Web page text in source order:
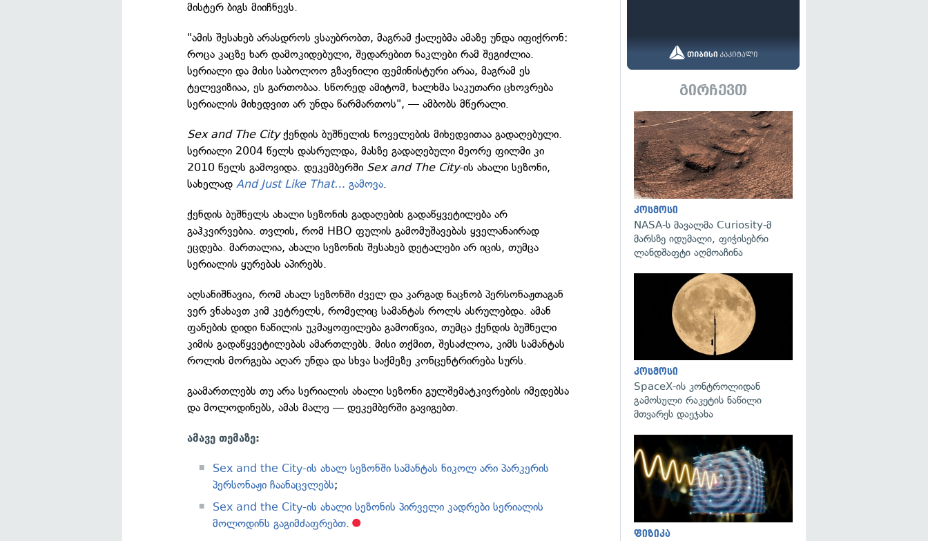
მისტერ ბიგს მიიჩნევს.
"ამის შესახებ არასდროს ვსაუბრობთ, მაგრამ ქალებმა ამაზე უნდა იფიქრონ:
როცა კაცზე ხარ დამოკიდებული, შედარებით ნაკლები რამ შეგიძლია.
სერიალი და მისი საბოლოო გზავნილი ფემინისტური არაა, მაგრამ ეს
ტელევიზიაა, ეს გართობაა. სწორედ ამიტომ, ხალხმა საკუთარი ცხოვრება
სერიალის მიხედვით არ უნდა წარმართოს", — ამბობს მწერალი.
Sex and The Cityქენდის ბუშნელის ნოველების მიხედვითაა გადაღებული.
სერიალი 2004 წელს დასრულდა, მასზე გადაღებული მეორე ფილმი კი
2010 წელს გამოვიდა. დეკემბერში Sex and The City-ის ახალი სეზონი,
სახელადAnd Just Like That… გამოვა.
ქენდის ბუშნელს ახალი სეზონის გადაღების გადაწყვეტილება არ
გაჰკვირვებია. თვლის, რომ HBO ფულის გამომუშავებას ყველანაირად
ეცდება. მართალია, ახალი სეზონის შესახებ დეტალები არ იცის, თუმცა
სერიალის ყურებას აპირებს.
აღსანიშნავია, რომ ახალ სეზონში ძველ და კარგად ნაცნობ პერსონაჟთაგან
ვერ ვნახავთ კიმ კეტრელს, რომელიც სამანტას როლს ასრულებდა. ამან
ფანების დიდი ნაწილის უკმაყოფილება გამოიწვია, თუმცა ქენდის ბუშნელი
კიმის გადაწყვეტილებას ამართლებს. მისი თქმით, შესაძლოა, კიმს სამანტას
როლის მორგება აღარ უნდა და სხვა საქმეზე კონცენტრირება სურს.
გაამართლებს თუ არა სერიალის ახალი სეზონი გულშემატკივრების იმედებსა
და მოლოდინებს, ამას მალე — დეკემბერში გავიგებთ.
ამავე თემაზე:
Sex and the City-ის ახალ სეზონში სამანტას ნიკოლ არი პარკერის
პერსონაჟი ჩაანაცვლებს;
Sex and the City-ის ახალი სეზონის პირველი კადრები სერიალის
მოლოდინს გაგიმძაფრებთ.
გირჩევთ
კოსმოსი
NASA-ს მავალმა Curiosity-მ
მარსზე იდუმალი, ფიჭისებრი
ლანდშაფტი აღმოაჩინა
კოსმოსი
SpaceX-ის კონტროლიდან
გამოსული რაკეტის ნაწილი
მთვარეს დაეჯახა
ფიზიკა